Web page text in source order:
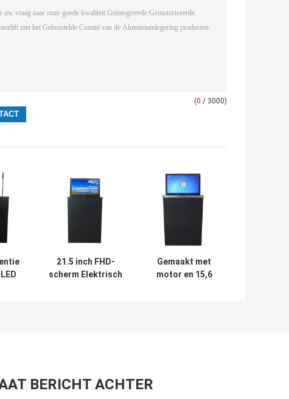
(0 / 3000)
21.5 inch FHD-
scherm Elektrisch
Gemaakt met
motor en 15,6
BERICHT ACHTER